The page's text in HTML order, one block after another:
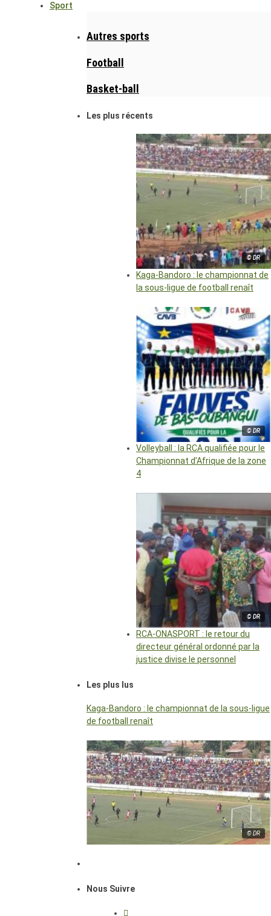
Sport
Autres sports
Football
Basket-ball
Les plus récents
© DR
Kaga-Bandoro : le championnat de
la sous-ligue de football renaît
© DR
Volleyball : la RCA qualifiée pour le
Championnat d’Afrique de la zone
4
© DR
RCA-ONASPORT : le retour du
directeur général ordonné par la
justice divise le personnel
Les plus lus
Kaga-Bandoro : le championnat de la sous-ligue
de football renaît
© DR
Nous Suivre